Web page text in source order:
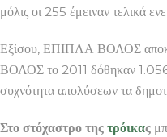
μόλις οι 255 έμειναν τελικά
Εξίσου, ΕΠΙΠΛΑ ΒΟΛΟΣ
ΒΟΛΟΣ το 2011 δόθηκαν
συχνότητα απολύσεων τα
Στο στόχαστρο της τρόικας